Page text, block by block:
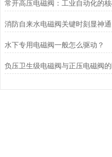
消防自来水电磁阀关键时刻显神通
水下专用电磁阀一般怎么驱动？
负压卫生级电磁阀与正压电磁阀的